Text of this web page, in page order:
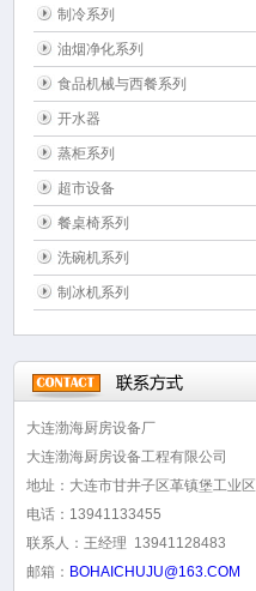
制冷系列
油烟净化系列
食品机械与西餐系列
开水器
蒸柜系列
超市设备
餐桌椅系列
洗碗机系列
制冰机系列
大连渤海厨房设备厂
大连渤海厨房设备工程有限公司
地址：大连市甘井子区革镇堡工业区
电话：13941133455
联系人：王经理 13941128483
邮箱： BOHAICHUJU@163.COM